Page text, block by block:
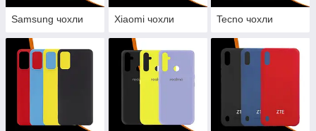
Samsung чохли Xiaomi чохли Tecno чохли